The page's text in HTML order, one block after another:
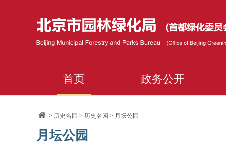
首页 政务公开
> 历史名园 > 历史名园 > 月坛公园
月坛公园